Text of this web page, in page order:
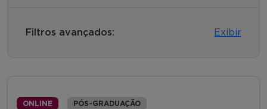
Filtros avançados: Exibir
ONLINE PÓS-GRADUAÇÃO